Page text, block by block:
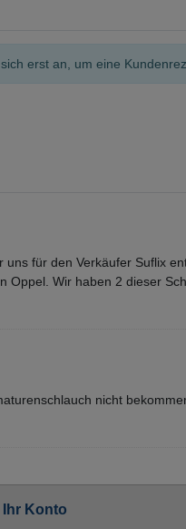
erst an, um eine
für den Verkäufer Suflix
Oppel. Wir haben 2 dieser
nicht
Ihr Konto